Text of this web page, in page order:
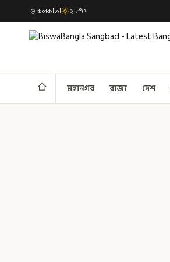
কলকাতা ২৮°সে
মহানগর রাজ্য দেশ